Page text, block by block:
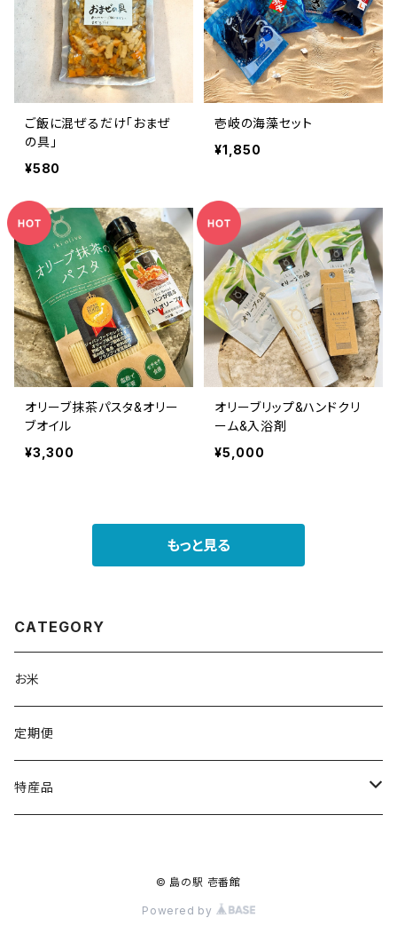
ご飯に混ぜるだけ「おまぜ
の具」
¥580
壱岐の海藻セット
¥1,850
オリーブ抹茶パスタ&オリー
ブオイル
¥3,300
オリーブリップ&ハンドクリ
ーム&入浴剤
¥5,000
もっと見る
CATEGORY
お米
定期便
特産品
© 島の駅 壱番館
Powered by